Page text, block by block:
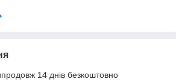
14 днів безкоштовно